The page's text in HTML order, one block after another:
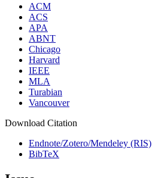
ACM
ACS
APA
ABNT
Chicago
Harvard
IEEE
MLA
Turabian
Vancouver
Download Citation
Endnote/Zotero/Mendeley (RIS)
BibTeX